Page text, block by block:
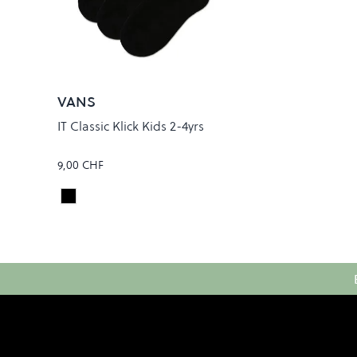
VANS
IT Classic Klick Kids 2-4yrs
9,00 CHF
Colour
Black